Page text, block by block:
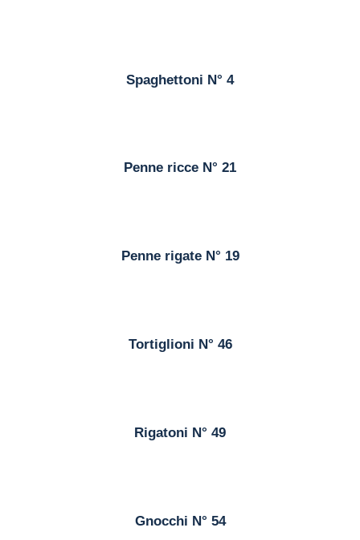
Spaghettoni N° 4
Penne ricce N° 21
Penne rigate N° 19
Tortiglioni N° 46
Rigatoni N° 49
Gnocchi N° 54